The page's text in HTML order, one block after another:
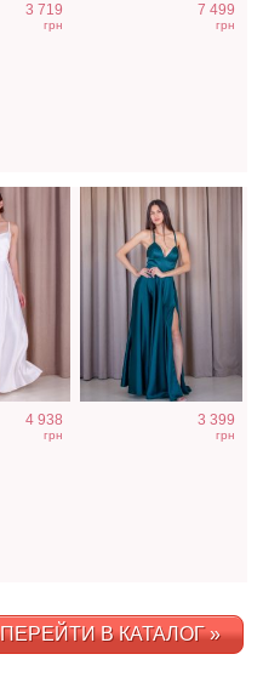
3 719
грн
7 499
грн
платье
в
4 938
грн
атласное платье
изумрудного
3 399
грн
В КАТАЛОГ »